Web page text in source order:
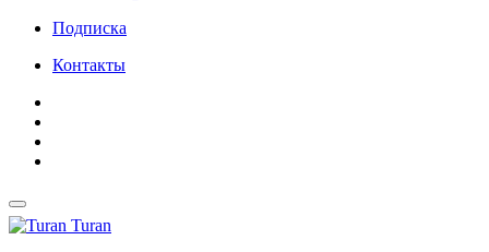
Подписка
Контакты
Turan